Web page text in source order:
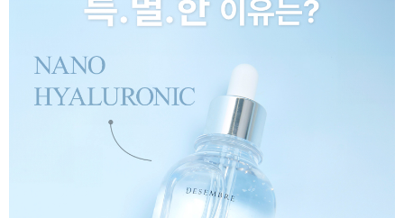
페이코 ID로 페